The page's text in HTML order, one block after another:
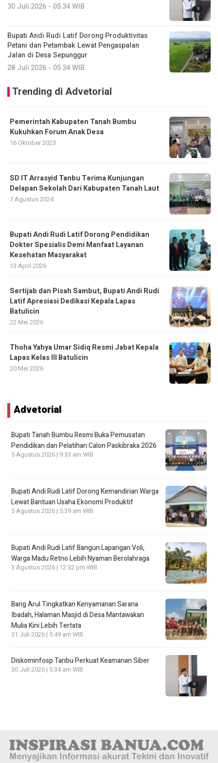
30 Juli 2026 - 05:34 WIB
Bupati Andi Rudi Latif Dorong Produktivitas
Petani dan Petambak Lewat Pengaspalan
Jalan di Desa Sepunggur
28 Juli 2026 - 05:34 WIB
Trending di Advetorial
Pemerintah Kabupaten Tanah Bumbu
Kukuhkan Forum Anak Desa
16 Oktober 2023
SD IT Arrasyid Tanbu Terima Kunjungan
Delapan Sekolah Dari Kabupaten Tanah Laut
7 Agustus 2024
Bupati Andi Rudi Latif Dorong Pendidikan
Dokter Spesialis Demi Manfaat Layanan
Kesehatan Masyarakat
13 April 2026
Sertijab dan Pisah Sambut, Bupati Andi Rudi
Latif Apresiasi Dedikasi Kepala Lapas
Batulicin
22 Mei 2026
Thoha Yahya Umar Sidiq Resmi Jabat Kepala
Lapas Kelas III Batulicin
20 Mei 2026
Advetorial
Bupati Tanah Bumbu Resmi Buka Pemusatan
Pendidikan dan Pelatihan Calon Paskibraka 2026
5 Agustus 2026 | 9:33 am WIB
Bupati Andi Rudi Latif Dorong Kemandirian Warga
Lewat Bantuan Usaha Ekonomi Produktif
5 Agustus 2026 | 5:39 am WIB
Bupati Andi Rudi Latif Bangun Lapangan Voli,
Warga Madu Retno Lebih Nyaman Berolahraga
3 Agustus 2026 | 12:32 pm WIB
Bang Arul Tingkatkan Kenyamanan Sarana
Ibadah, Halaman Masjid di Desa Mantawakan
Mulia Kini Lebih Tertata
31 Juli 2026 | 5:49 am WIB
Diskominfosp Tanbu Perkuat Keamanan Siber
30 Juli 2026 | 5:34 am WIB